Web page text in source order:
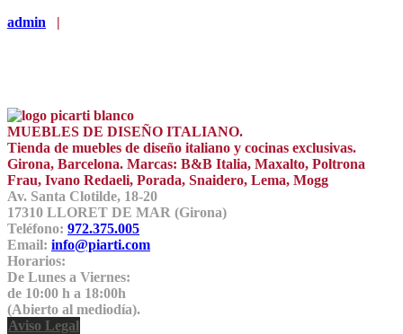
admin |
MUEBLES DE DISEÑO ITALIANO.
Tienda de muebles de diseño italiano y cocinas exclusivas.
Girona, Barcelona. Marcas: B&B Italia, Maxalto, Poltrona
Frau, Ivano Redaeli, Porada, Snaidero, Lema, Mogg
Av. Santa Clotilde, 18-20
17310 LLORET DE MAR (Girona)
Teléfono: 972.375.005
Email: info@piarti.com
Horarios:
De Lunes a Viernes:
de 10:00 h a 18:00h
(Abierto al mediodía).
Aviso Legal